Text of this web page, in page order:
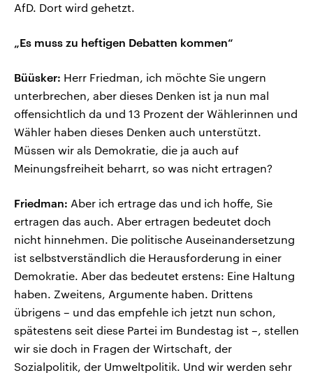
AfD. Dort wird gehetzt.
„Es muss zu heftigen Debatten kommen“
Büüsker: Herr Friedman, ich möchte Sie ungern
unterbrechen, aber dieses Denken ist ja nun mal
offensichtlich da und 13 Prozent der Wählerinnen und
Wähler haben dieses Denken auch unterstützt.
Müssen wir als Demokratie, die ja auch auf
Meinungsfreiheit beharrt, so was nicht ertragen?
Friedman: Aber ich ertrage das und ich hoffe, Sie
ertragen das auch. Aber ertragen bedeutet doch
nicht hinnehmen. Die politische Auseinandersetzung
ist selbstverständlich die Herausforderung in einer
Demokratie. Aber das bedeutet erstens: Eine Haltung
haben. Zweitens, Argumente haben. Drittens
übrigens – und das empfehle ich jetzt nun schon,
spätestens seit diese Partei im Bundestag ist –, stellen
wir sie doch in Fragen der Wirtschaft, der
Sozialpolitik, der Umweltpolitik. Und wir werden sehr